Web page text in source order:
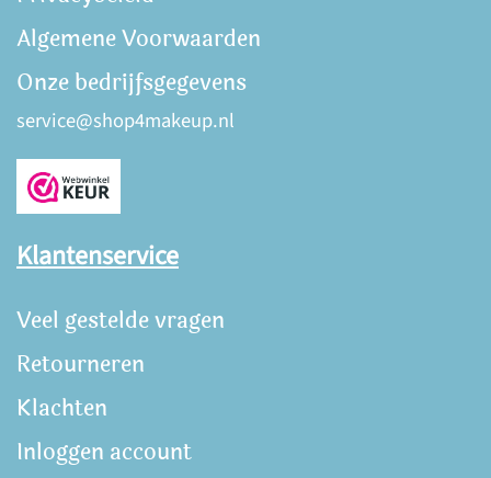
Algemene Voorwaarden
Onze bedrijfsgegevens
service@shop4makeup.nl
Klantenservice
Veel gestelde vragen
Retourneren
Klachten
Inloggen account